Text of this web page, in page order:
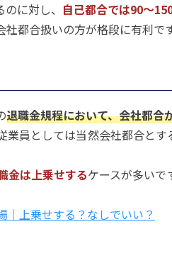
に対し、 自己都合では90〜
都合扱いの方が格段に有利です
退職金規程において、会社都合
員としては当然会社都合と
金は上乗せするケースが多いで
上乗せする？なしでいい？